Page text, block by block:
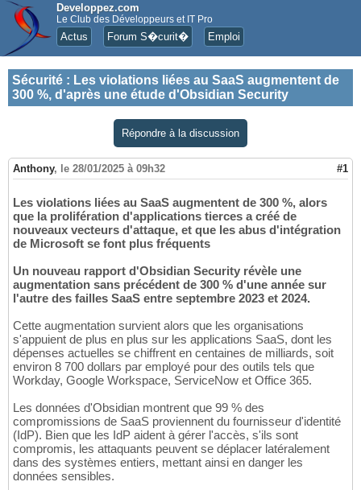
Developpez.com
Le Club des Développeurs et IT Pro
Actus Forum S�curit� Emploi
Sécurité : Les violations liées au SaaS augmentent de
300 %, d'après une étude d'Obsidian Security
Répondre à la discussion
Anthony, le 28/01/2025 à 09h32 #1
Les violations liées au SaaS augmentent de 300 %, alors
que la prolifération d'applications tierces a créé de
nouveaux vecteurs d'attaque, et que les abus d'intégration
de Microsoft se font plus fréquents
Un nouveau rapport d'Obsidian Security révèle une
augmentation sans précédent de 300 % d'une année sur
l'autre des failles SaaS entre septembre 2023 et 2024.
Cette augmentation survient alors que les organisations
s'appuient de plus en plus sur les applications SaaS, dont les
dépenses actuelles se chiffrent en centaines de milliards, soit
environ 8 700 dollars par employé pour des outils tels que
Workday, Google Workspace, ServiceNow et Office 365.
Les données d'Obsidian montrent que 99 % des
compromissions de SaaS proviennent du fournisseur d'identité
(IdP). Bien que les IdP aident à gérer l'accès, s'ils sont
compromis, les attaquants peuvent se déplacer latéralement
dans des systèmes entiers, mettant ainsi en danger les
données sensibles.